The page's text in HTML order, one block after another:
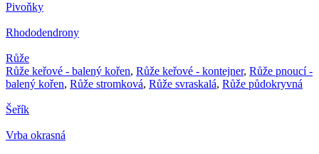
Pivoňky
Rhododendrony
Růže
Růže keřové - balený kořen, Růže keřové - kontejner, Růže pnoucí -
balený kořen, Růže stromková, Růže svraskalá, Růže půdokryvná
Šeřík
Vrba okrasná